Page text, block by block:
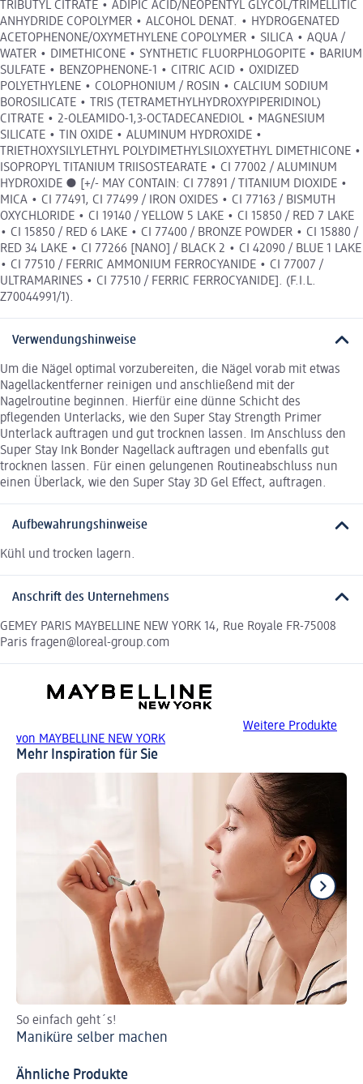
TRIBUTYL CITRATE • ADIPIC ACID/NEOPENTYL GLYCOL/TRIMELLITIC
ANHYDRIDE COPOLYMER • ALCOHOL DENAT. • HYDROGENATED
ACETOPHENONE/OXYMETHYLENE COPOLYMER • SILICA • AQUA /
WATER • DIMETHICONE • SYNTHETIC FLUORPHLOGOPITE • BARIUM
SULFATE • BENZOPHENONE-1 • CITRIC ACID • OXIDIZED
POLYETHYLENE • COLOPHONIUM / ROSIN • CALCIUM SODIUM
BOROSILICATE • TRIS (TETRAMETHYLHYDROXYPIPERIDINOL)
CITRATE • 2-OLEAMIDO-1,3-OCTADECANEDIOL • MAGNESIUM
SILICATE • TIN OXIDE • ALUMINUM HYDROXIDE •
TRIETHOXYSILYLETHYL POLYDIMETHYLSILOXYETHYL DIMETHICONE •
ISOPROPYL TITANIUM TRIISOSTEARATE • CI 77002 / ALUMINUM
HYDROXIDE ● [+/- MAY CONTAIN: CI 77891 / TITANIUM DIOXIDE •
MICA • CI 77491, CI 77499 / IRON OXIDES • CI 77163 / BISMUTH
OXYCHLORIDE • CI 19140 / YELLOW 5 LAKE • CI 15850 / RED 7 LAKE
• CI 15850 / RED 6 LAKE • CI 77400 / BRONZE POWDER • CI 15880 /
RED 34 LAKE • CI 77266 [NANO] / BLACK 2 • CI 42090 / BLUE 1 LAKE
• CI 77510 / FERRIC AMMONIUM FERROCYANIDE • CI 77007 /
ULTRAMARINES • CI 77510 / FERRIC FERROCYANIDE]. (F.I.L.
Z70044991/1).
Verwendungshinweise
Um die Nägel optimal vorzubereiten, die Nägel vorab mit etwas
Nagellackentferner reinigen und anschließend mit der
Nagelroutine beginnen. Hierfür eine dünne Schicht des
pflegenden Unterlacks, wie den Super Stay Strength Primer
Unterlack auftragen und gut trocknen lassen. Im Anschluss den
Super Stay Ink Bonder Nagellack auftragen und ebenfalls gut
trocknen lassen. Für einen gelungenen Routineabschluss nun
einen Überlack, wie den Super Stay 3D Gel Effect, auftragen.
Aufbewahrungshinweise
Kühl und trocken lagern.
Anschrift des Unternehmens
GEMEY PARIS MAYBELLINE NEW YORK 14, Rue Royale FR-75008
Paris fragen@loreal-group.com
Weitere Produkte
von MAYBELLINE NEW YORK
Mehr Inspiration für Sie
So einfach geht´s!
Maniküre selber machen
Ähnliche Produkte